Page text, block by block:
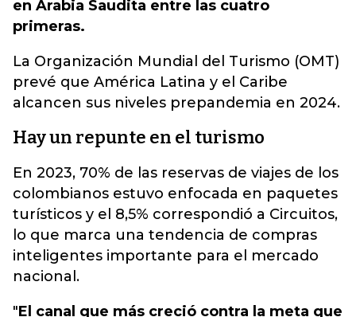
en Arabia Saudita entre las cuatro
primeras.
La Organización Mundial del Turismo (OMT)
prevé que América Latina y el Caribe
alcancen sus niveles prepandemia en 2024.
Hay un repunte en el turismo
En 2023, 70% de las reservas de viajes de los
colombianos estuvo enfocada en paquetes
turísticos y el 8,5% correspondió a Circuitos,
lo que marca una tendencia de compras
inteligentes importante para el mercado
nacional.
"El canal que más creció contra la meta que